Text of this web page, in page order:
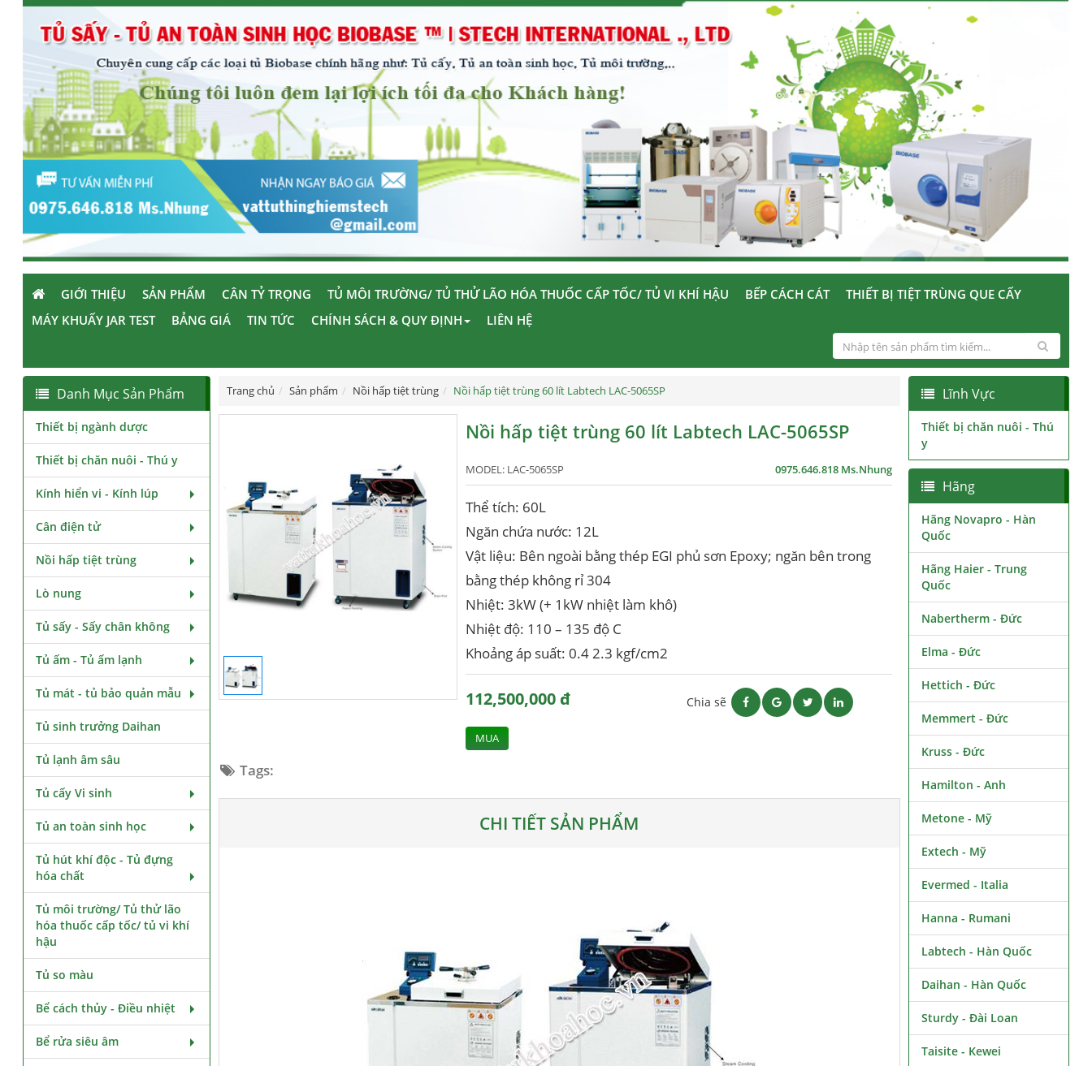
GIỚI THIỆU SẢN PHẨM CÂN TỶ TRỌNG TỦ MÔI TRƯỜNG/ TỦ THỬ LÃO HÓA THUỐC CẤP TỐC/ TỦ VI KHÍ HẬU BẾP CÁCH CÁT
THIẾT BỊ TIỆT TRÙNG QUE CẤY
MÁY KHUẤY JAR TEST
BẢNG GIÁ TIN TỨC CHÍNH SÁCH & QUY ĐỊNH LIÊN HỆ
Trang chủ Sản phẩm Nồi hấp tiệt trùng Nồi hấp tiệt trùng 60 lít Labtech LAC-5065SP
Nồi hấp tiệt trùng 60 lít Labtech LAC-5065SP
MODEL: LAC-5065SP 0975.646.818 Ms.Nhung
Thể tích: 60L
Ngăn chứa nước: 12L
Vật liệu: Bên ngoài bằng thép EGI phủ sơn Epoxy; ngăn bên trong
bằng thép không rỉ 304
Nhiệt: 3kW (+ 1kW nhiệt làm khô)
Nhiệt độ: 110 – 135 độ C
Khoảng áp suất: 0.4 2.3 kgf/cm2
112,500,000 đ
MUA
Chia sẽ
Tags:
CHI TIẾT SẢN PHẨM
Danh Mục Sản Phẩm
Thiết bị ngành dược
Thiết bị chăn nuôi - Thú y
Kính hiển vi - Kính lúp
Cân điện tử
Nồi hấp tiệt trùng
Lò nung
Tủ sấy - Sấy chân không
Tủ ấm - Tủ ấm lạnh
Tủ mát - tủ bảo quản mẫu
Tủ sinh trưởng Daihan
Tủ lạnh âm sâu
Tủ cấy Vi sinh
Tủ an toàn sinh học
Tủ hút khí độc - Tủ đựng
hóa chất
Tủ môi trường/ Tủ thử lão
hóa thuốc cấp tốc/ tủ vi khí
hậu
Tủ so màu
Bể cách thủy - Điều nhiệt
Bể rửa siêu âm
Lĩnh Vực
Thiết bị chăn nuôi - Thú
y
Hãng
Hãng Novapro - Hàn
Quốc
Hãng Haier - Trung
Quốc
Nabertherm - Đức
Elma - Đức
Hettich - Đức
Memmert - Đức
Kruss - Đức
Hamilton - Anh
Metone - Mỹ
Extech - Mỹ
Evermed - Italia
Hanna - Rumani
Labtech - Hàn Quốc
Daihan - Hàn Quốc
Sturdy - Đài Loan
Taisite - Kewei